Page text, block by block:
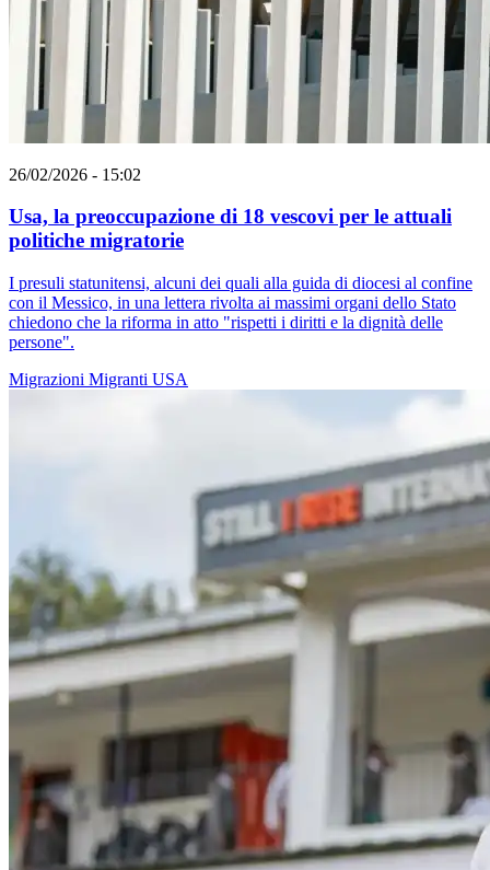
26/02/2026 - 15:02
Usa, la preoccupazione di 18 vescovi per le attuali
politiche migratorie
I presuli statunitensi, alcuni dei quali alla guida di diocesi al confine
con il Messico, in una lettera rivolta ai massimi organi dello Stato
chiedono che la riforma in atto "rispetti i diritti e la dignità delle
persone".
Migrazioni Migranti USA